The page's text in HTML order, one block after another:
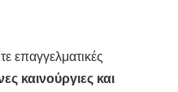
επαγγελματικές
καινούργιες και